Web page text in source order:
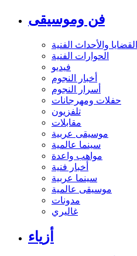
فن وموسيقى
القضايا والأحداث الفنية
الحوارات الفنية
فيديو
أخبار النجوم
أسرار النجوم
حفلات ومهرجانات
تلفزيون
مقابلات
موسيقى عربية
سينما عالمية
مواهب واعدة
أخبار فنية
سينما عربية
موسيقى عالمية
مدونات
غاليري
أزياء